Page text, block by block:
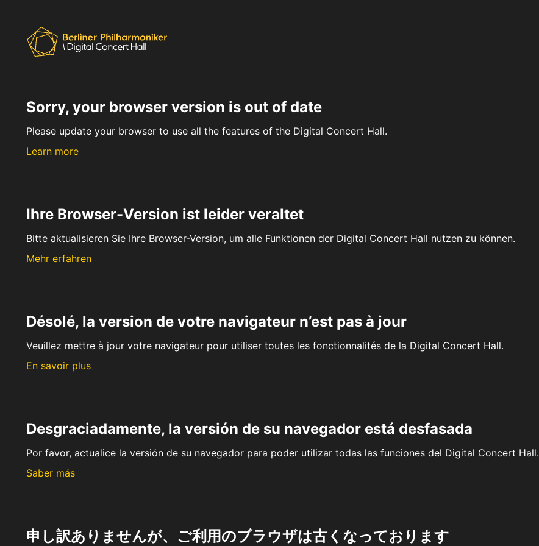
Sorry, your browser version is out of date
Please update your browser to use all the features of the Digital Concert Hall.
Learn more
Ihre Browser-Version ist leider veraltet
Bitte aktualisieren Sie Ihre Browser-Version, um alle Funktionen der Digital Concert Hall nutzen zu können.
Mehr erfahren
Désolé, la version de votre navigateur n’est pas à jour
Veuillez mettre à jour votre navigateur pour utiliser toutes les fonctionnalités de la Digital Concert Hall.
En savoir plus
Desgraciadamente, la versión de su navegador está desfasada
Por favor, actualice la versión de su navegador para poder utilizar todas las funciones del Digital Concert Hall.
Saber más
申し訳ありませんが、ご利用のブラウザは古くなっております